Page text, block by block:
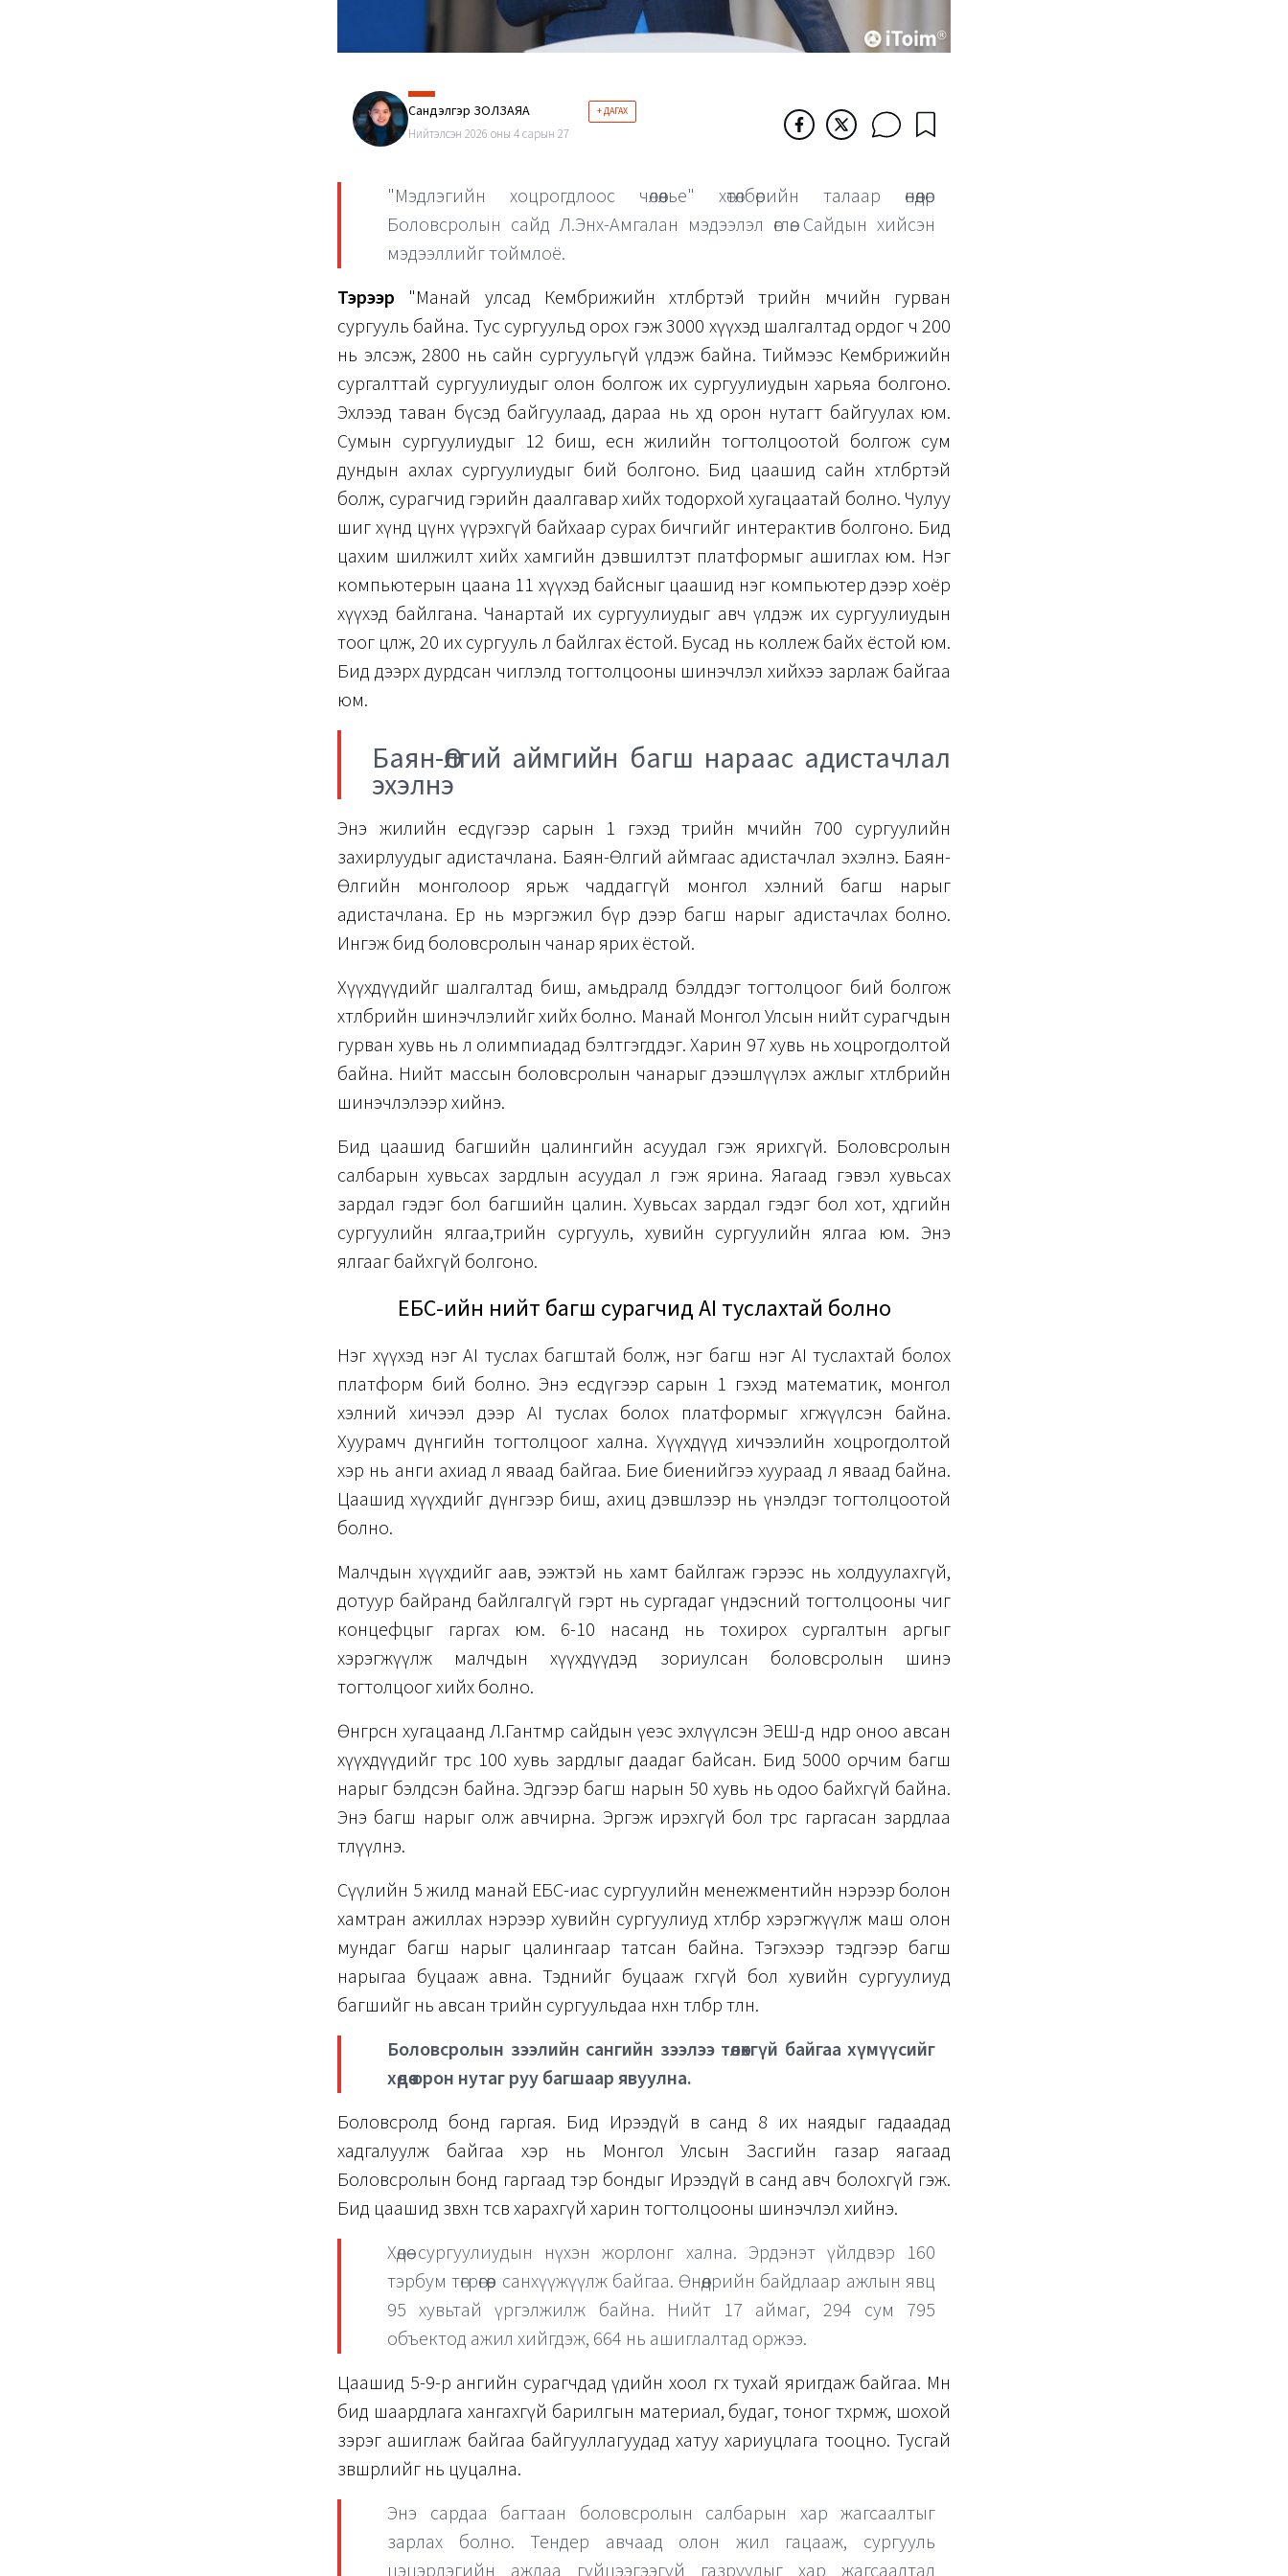
Сандэлгэр ЗОЛЗАЯА + ДАГАХ
Нийтэлсэн 2026 оны 4 сарын 27
"Мэдлэгийн хоцрогдлоос чөлөөлье" хөтөлбөрийн талаар өнөөдөр
Боловсролын сайд Л.Энх-Амгалан мэдээлэл өглөө. Сайдын хийсэн
мэдээллийг тоймлоё.
Тэрээр "Манай улсад Кембрижийн хөтөлбөртэй төрийн өмчийн гурван
сургууль байна. Тус сургуульд орох гэж 3000 хүүхэд шалгалтад ордог ч 200
нь элсэж, 2800 нь сайн сургуульгүй үлдэж байна. Тиймээс Кембрижийн
сургалттай сургуулиудыг олон болгож их сургуулиудын харьяа болгоно.
Эхлээд таван бүсэд байгуулаад, дараа нь хөдөө орон нутагт байгуулах юм.
Сумын сургуулиудыг 12 биш, есөн жилийн тогтолцоотой болгож сум
дундын ахлах сургуулиудыг бий болгоно. Бид цаашид сайн хөтөлбөртэй
болж, сурагчид гэрийн даалгавар хийх тодорхой хугацаатай болно. Чулуу
шиг хүнд цүнх үүрэхгүй байхаар сурах бичгийг интерактив болгоно. Бид
цахим шилжилт хийх хамгийн дэвшилтэт платформыг ашиглах юм. Нэг
компьютерын цаана 11 хүүхэд байсныг цаашид нэг компьютер дээр хоёр
хүүхэд байлгана. Чанартай их сургуулиудыг авч үлдэж их сургуулиудын
тоог цөөлж, 20 их сургууль л байлгах ёстой. Бусад нь коллеж байх ёстой юм.
Бид дээрх дурдсан чиглэлд тогтолцооны шинэчлэл хийхээ зарлаж байгаа
юм.
Баян-Өлгий аймгийн багш нараас адистачлал
эхэлнэ
Энэ жилийн есдүгээр сарын 1 гэхэд төрийн өмчийн 700 сургуулийн
захирлуудыг адистачлана. Баян-Өлгий аймгаас адистачлал эхэлнэ. Баян-
Өлгийн монголоор ярьж чаддаггүй монгол хэлний багш нарыг
адистачлана. Ер нь мэргэжил бүр дээр багш нарыг адистачлах болно.
Ингэж бид боловсролын чанар ярих ёстой.
Хүүхдүүдийг шалгалтад биш, амьдралд бэлддэг тогтолцоог бий болгож
хөтөлбөрийн шинэчлэлийг хийх болно. Манай Монгол Улсын нийт сурагчдын
гурван хувь нь л олимпиадад бэлтгэгддэг. Харин 97 хувь нь хоцрогдолтой
байна. Нийт массын боловсролын чанарыг дээшлүүлэх ажлыг хөтөлбөрийн
шинэчлэлээр хийнэ.
Бид цаашид багшийн цалингийн асуудал гэж ярихгүй. Боловсролын
салбарын хувьсах зардлын асуудал л гэж ярина. Яагаад гэвэл хувьсах
зардал гэдэг бол багшийн цалин. Хувьсах зардал гэдэг бол хот, хөдөөгийн
сургуулийн ялгаа,төрийн сургууль, хувийн сургуулийн ялгаа юм. Энэ
ялгааг байхгүй болгоно.
ЕБС-ийн нийт багш сурагчид AI туслахтай болно
Нэг хүүхэд нэг AI туслах багштай болж, нэг багш нэг AI туслахтай болох
платформ бий болно. Энэ есдүгээр сарын 1 гэхэд математик, монгол
хэлний хичээл дээр AI туслах болох платформыг хөгжүүлсэн байна.
Хуурамч дүнгийн тогтолцоог хална. Хүүхдүүд хичээлийн хоцрогдолтой
хэр нь анги ахиад л яваад байгаа. Бие биенийгээ хуураад л яваад байна.
Цаашид хүүхдийг дүнгээр биш, ахиц дэвшлээр нь үнэлдэг тогтолцоотой
болно.
Малчдын хүүхдийг аав, ээжтэй нь хамт байлгаж гэрээс нь холдуулахгүй,
дотуур байранд байлгалгүй гэрт нь сургадаг үндэсний тогтолцооны чиг
концефцыг гаргах юм. 6-10 насанд нь тохирох сургалтын аргыг
хэрэгжүүлж малчдын хүүхдүүдэд зориулсан боловсролын шинэ
тогтолцоог хийх болно.
Өнгөрсөн хугацаанд Л.Гантөмөр сайдын үеэс эхлүүлсэн ЭЕШ-д өндөр оноо авсан
хүүхдүүдийг төрөөс 100 хувь зардлыг даадаг байсан. Бид 5000 орчим багш
нарыг бэлдсэн байна. Эдгээр багш нарын 50 хувь нь одоо байхгүй байна.
Энэ багш нарыг олж авчирна. Эргэж ирэхгүй бол төрөөс гаргасан зардлаа
төлүүлнэ.
Сүүлийн 5 жилд манай ЕБС-иас сургуулийн менежментийн нэрээр болон
хамтран ажиллах нэрээр хувийн сургуулиуд хөтөлбөр хэрэгжүүлж маш олон
мундаг багш нарыг цалингаар татсан байна. Тэгэхээр тэдгээр багш
нарыгаа буцааж авна. Тэднийг буцааж өгөхгүй бол хувийн сургуулиуд
багшийг нь авсан төрийн сургуульдаа нөхөн төлбөр төлнө.
Боловсролын зээлийн сангийн зээлээ төлөхгүй байгаа хүмүүсийг
хөдөө орон нутаг руу багшаар явуулна.
Боловсролд бонд гаргая. Бид Ирээдүй өв санд 8 их наядыг гадаадад
хадгалуулж байгаа хэр нь Монгол Улсын Засгийн газар яагаад
Боловсролын бонд гаргаад тэр бондыг Ирээдүй өв санд авч болохгүй гэж.
Бид цаашид зөвхөн төсөв харахгүй харин тогтолцооны шинэчлэл хийнэ.
Хөдөө сургуулиудын нүхэн жорлонг хална. Эрдэнэт үйлдвэр 160
тэрбум төгрөгөөр санхүүжүүлж байгаа. Өнөөдрийн байдлаар ажлын явц
95 хувьтай үргэлжилж байна. Нийт 17 аймаг, 294 сум 795
объектод ажил хийгдэж, 664 нь ашиглалтад оржээ.
Цаашид 5-9-р ангийн сурагчдад үдийн хоол өгөх тухай яригдаж байгаа. Мөн
бид шаардлага хангахгүй барилгын материал, будаг, тоног төхөөрөмж, шохой
зэрэг ашиглаж байгаа байгууллагуудад хатуу хариуцлага тооцно. Тусгай
зөвшөөрлийг нь цуцална.
Энэ сардаа багтаан боловсролын салбарын хар жагсаалтыг
зарлах болно. Тендер авчаад олон жил гацааж, сургууль